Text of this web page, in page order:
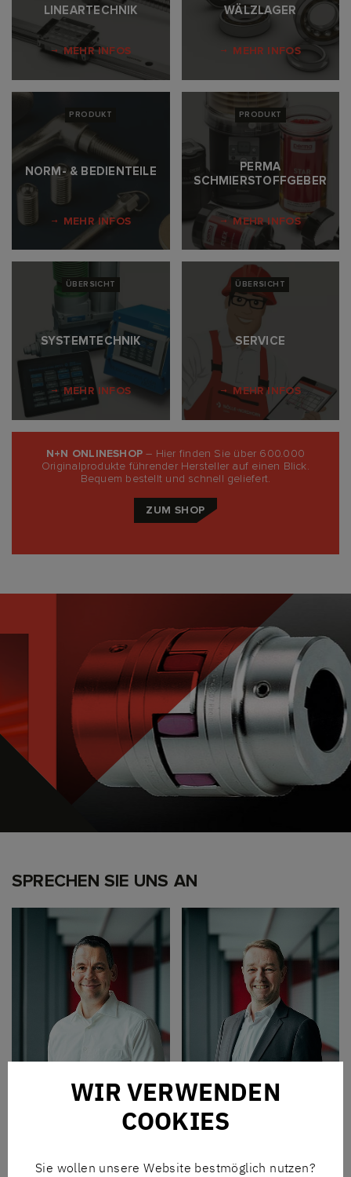
LINEARTECHNIK
MEHR INFOS
WÄLZLAGER
MEHR INFOS
PRODUKT
NORM- & BEDIENTEILE
MEHR INFOS
PRODUKT
PERMA
SCHMIERSTOFFGEBER
MEHR INFOS
ÜBERSICHT
SYSTEMTECHNIK
MEHR INFOS
ÜBERSICHT
SERVICE
MEHR INFOS
N+N ONLINESHOP – Hier finden Sie über 600.000
Originalprodukte führender Hersteller auf einen Blick.
Bequem bestellt und schnell geliefert.
ZUM SHOP
SPRECHEN SIE UNS AN
TOM BURKHARD
+49 5241 8606-36
ELMAR RECKMANN
Tel
+49 5241 8606-35
E-Mailern(at)nngt.de
WIR VERWENDEN
COOKIES
Sie wollen unsere Website bestmöglich nutzen?